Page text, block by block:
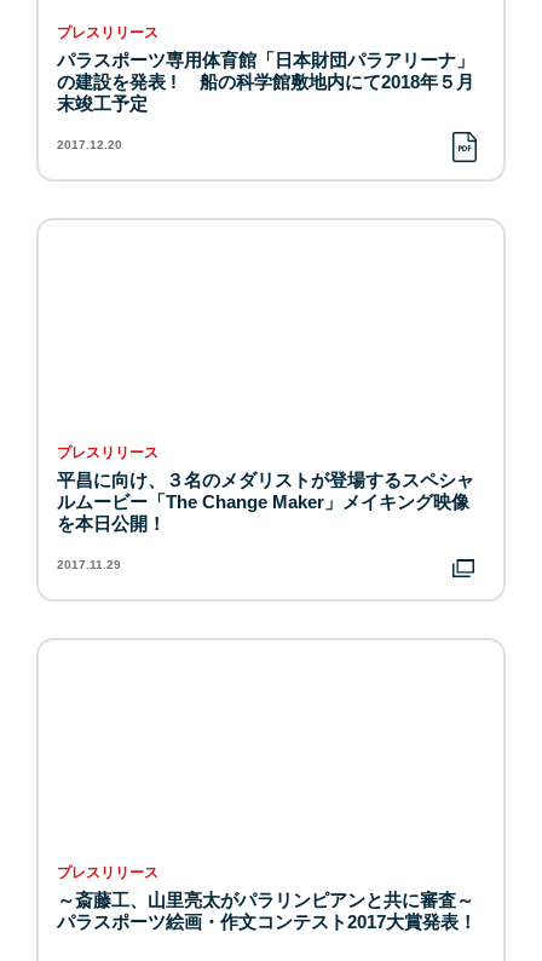
プレスリリース
パラスポーツ専用体育館「日本財団パラアリーナ」
の建設を発表 ! 船の科学館敷地内にて2018年５月
末竣工予定
2017.12.20
プレスリリース
平昌に向け、３名のメダリストが登場するスペシャ
ルムービー「The Change Maker」メイキング映像
を本日公開！
2017.11.29
プレスリリース
～斎藤工、山里亮太がパラリンピアンと共に審査～
パラスポーツ絵画・作文コンテスト2017大賞発表！